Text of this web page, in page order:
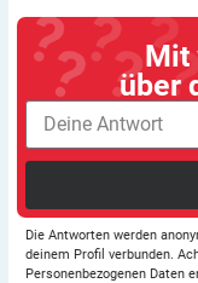
Mit
über
Die Antworten werden
deinem Profil verbunden.
Personenbezogenen Daten